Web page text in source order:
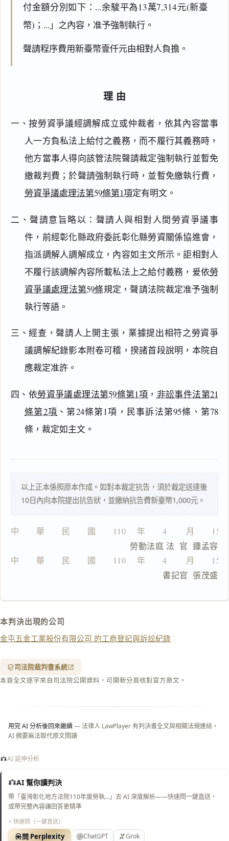
付金額分別如下：...余駿平為13萬7,314元(新臺
幣)；...」之內容，准予強制執行。
聲請程序費用新臺幣壹仟元由相對人負擔。
理由
一、按勞資爭議經調解成立或仲裁者，依其內容當事
人一方負私法上給付之義務，而不履行其義務時，
他方當事人得向該管法院聲請裁定強制執行並暫免
繳裁判費；於聲請強制執行時，並暫免繳執行費，
勞資爭議處理法第59條第1項定有明文。
二、聲請意旨略以：聲請人與相對人間勞資爭議事
件，前經彰化縣政府委託彰化縣勞資關係協進會，
指派調解人調解成立，內容如主文所示。詎相對人
不履行該調解內容所載私法上之給付義務，爰依勞
資爭議處理法第59條規定，聲請法院裁定准予強制
執行等語。
三、經查，聲請人上開主張，業據提出相符之勞資爭
議調解紀錄影本附卷可稽，揆諸首段說明，本院自
應裁定准許。
四、依勞資爭議處理法第59條第1項 ， 非訟事件法第21
條第2項 、第24條第1項，民事訴法第95條、第78
條，裁定如主文。
以上正本係照原本作成。如對本裁定抗告，須於裁定送達後
10日內向本院提出抗告狀，並繳納抗告費新臺幣1,000元。
中　　華　　民　　國　　110 　年　　4 　　月　　15
                       勞動法庭 法  官  鍾孟容
中　　華　　民　　國　　110 　年　　4 　　月　　15
                                書記官  張茂盛
本判決出現的公司
金屯五金工業股份有限公司 的工商登記與訴訟紀錄
司法院裁判書系統
本頁全文逐字來自司法院公開資料，可開新分頁核對官方原文。
用完 AI 分析後回來繼續— 法律人 LawPlayer 有判決書全文與相關法規連結，
AI 摘要無法取代原文閱讀
AI 延伸分析
AI 幫你讀判決
帶「臺灣彰化地方法院110年度勞執…」去 AI 深度解析——快速問一鍵直送，
或帶完整內容讓回答更精準
⚡ 快速問（一鍵直送）
問 Perplexity ChatGPT Grok
閱讀 研究
主
文
複
文